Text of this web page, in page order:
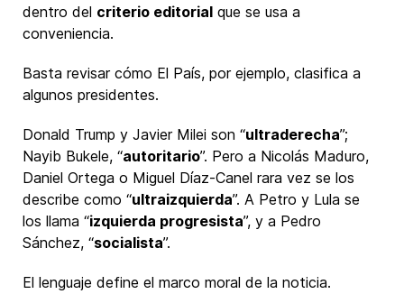
dentro del criterio editorial que se usa a
conveniencia.
Basta revisar cómo El País, por ejemplo, clasifica a
algunos presidentes.
Donald Trump y Javier Milei son “ultraderecha”;
Nayib Bukele, “autoritario”. Pero a Nicolás Maduro,
Daniel Ortega o Miguel Díaz-Canel rara vez se los
describe como “ultraizquierda”. A Petro y Lula se
los llama “izquierda progresista”, y a Pedro
Sánchez, “socialista”.
El lenguaje define el marco moral de la noticia.